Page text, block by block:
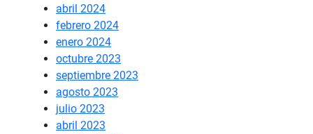
abril 2024
febrero 2024
enero 2024
octubre 2023
septiembre 2023
agosto 2023
julio 2023
abril 2023